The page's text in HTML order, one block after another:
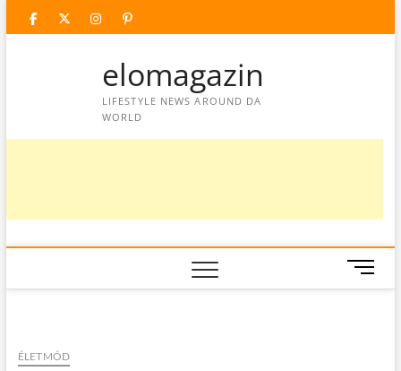
facebooktwitter
instagram
googleplus
pinterest
elomagazin
LIFESTYLE NEWS AROUND DA
WORLD
M
e
ÉLETMÓD